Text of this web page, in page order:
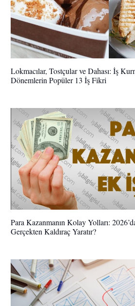
Lokmacılar, Tostçular ve Dahası: İş
Dönemlerin Popüler 13 İş Fikri
Para Kazanmanın Kolay Yolları:
Gerçekten Kaldıraç Yaratır?